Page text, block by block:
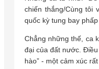
chiến thắng/Cùng tôi
quốc kỳ tung bay
Chẳng những thế, ca
đại của đất nước.
hào” - một cảm xúc